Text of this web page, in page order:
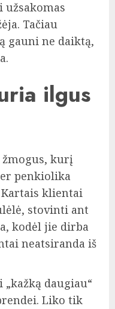
užsakomas
Tačiau
gauni ne daiktą,
ilgus
kurį
penkiolika
klientai
stovinti ant
kodėl jie dirba
neatsiranda iš
daugiau“
Liko tik